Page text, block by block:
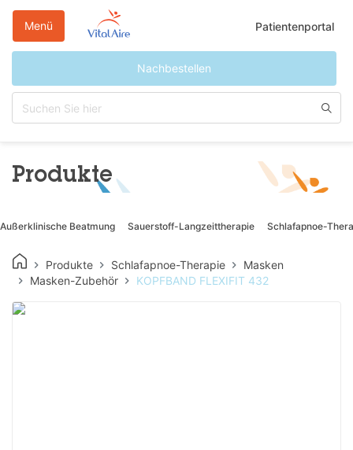
Patientenportal
Nachbestellen
Menü
Produkte
Außerklinische Beatmung Sauerstoff-Langzeittherapie Schlafapnoe-
Produkte Schlafapnoe-Therapie
Masken
Masken-Zubehör
KOPFBAND FLEXIFIT 432